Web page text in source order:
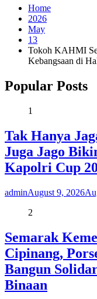
Home
2026
May
13
Tokoh KAHMI
Kebangsaan di
Popular Posts
1
Tak Hanya
Juga Jago
Kapolri Cup
adminAugust 9, 2026
2
Semarak
Cipinang,
Bangun
Binaan